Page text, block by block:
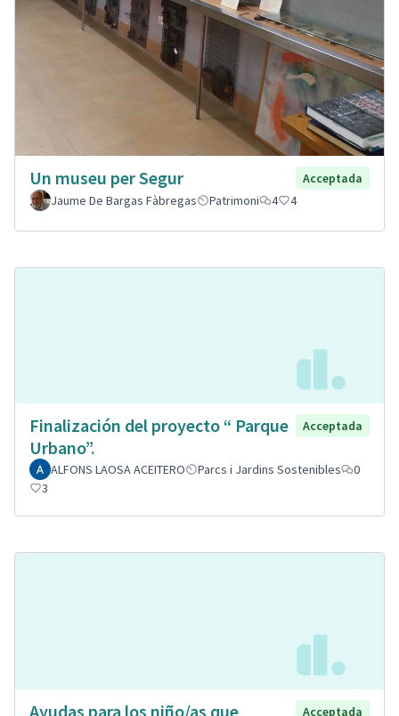
Un museu per Segur
Acceptada
Jaume De Bargas Fàbregas
Patrimoni 4 4
Finalización del proyecto “ Parque
Urbano”.
Acceptada
ALFONS LAOSA ACEITERO Parcs i Jardins Sostenibles
0
3
Ayudas para los niño/as que Acceptada